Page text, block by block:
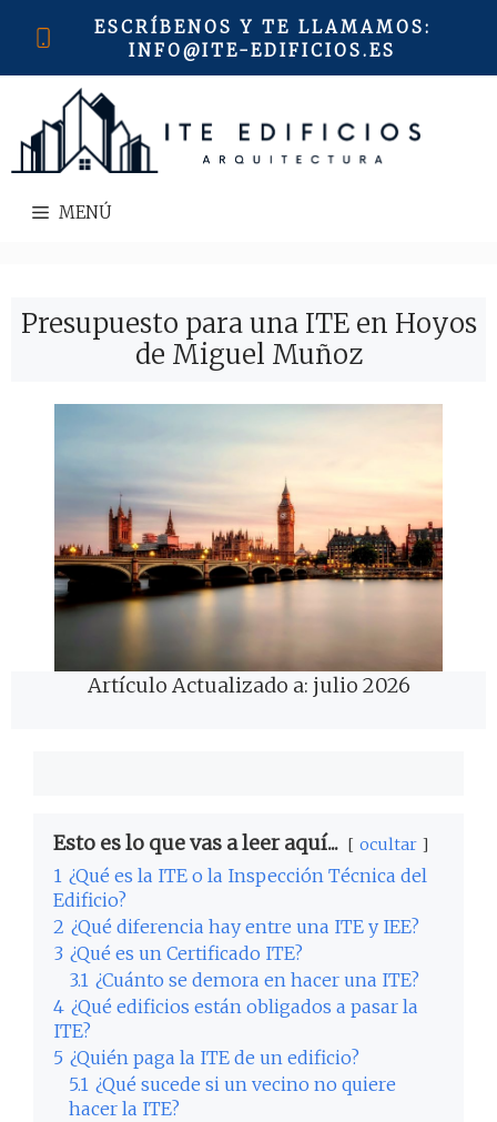
ESCRÍBENOS Y TE LLAMAMOS:
INFO@ITE-EDIFICIOS.ES
MENÚ
Presupuesto para una ITE en Hoyos
de Miguel Muñoz
Artículo Actualizado a: julio 2026
Esto es lo que vas a leer aquí... ocultar
1 ¿Qué es la ITE o la Inspección Técnica del
Edificio?
2 ¿Qué diferencia hay entre una ITE y IEE?
3 ¿Qué es un Certificado ITE?
3.1 ¿Cuánto se demora en hacer una ITE?
4 ¿Qué edificios están obligados a pasar la
ITE?
5 ¿Quién paga la ITE de un edificio?
5.1 ¿Qué sucede si un vecino no quiere
hacer la ITE?